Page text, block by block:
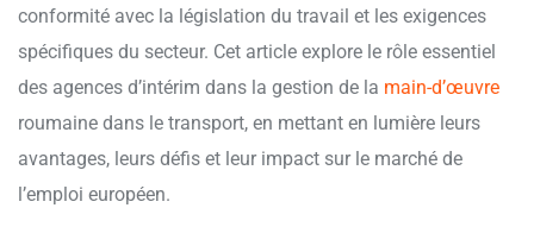
conformité avec la législation du travail et les exigences
spécifiques du secteur. Cet article explore le rôle essentiel
des agences d’intérim dans la gestion de la main-d’œuvre
roumaine dans le transport, en mettant en lumière leurs
avantages, leurs défis et leur impact sur le marché de
l’emploi européen.